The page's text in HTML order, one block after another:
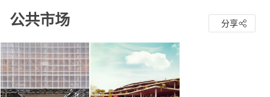
公共市场 分享